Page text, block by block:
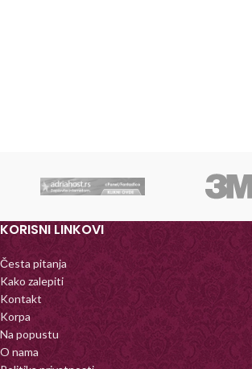
KORISNI LINKOVI
Česta pitanja
Kako zalepiti
Kontakt
Korpa
Na popustu
O nama